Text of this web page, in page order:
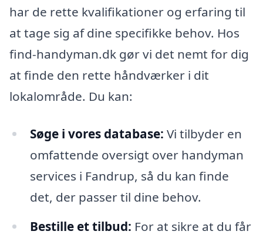
har de rette kvalifikationer og erfaring til
at tage sig af dine specifikke behov. Hos
find-handyman.dk gør vi det nemt for dig
at finde den rette håndværker i dit
lokalområde. Du kan:
Søge i vores database: Vi tilbyder en
omfattende oversigt over handyman
services i Fandrup, så du kan finde
det, der passer til dine behov.
Bestille et tilbud: For at sikre at du får